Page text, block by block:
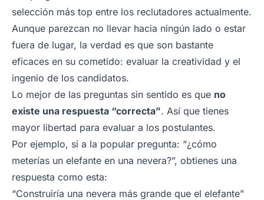
selección más top entre los reclutadores actualmente.
Aunque parezcan no llevar hacia ningún lado o estar
fuera de lugar, la verdad es que son bastante
eficaces en su cometido: evaluar la creatividad y el
ingenio de los candidatos.
Lo mejor de las preguntas sin sentido es que no
existe una respuesta “correcta”. Así que tienes
mayor libertad para evaluar a los postulantes.
Por ejemplo, si a la popular pregunta: “¿cómo
meterías un elefante en una nevera?”, obtienes una
respuesta como esta:
“Construiría una nevera más grande que el elefante”